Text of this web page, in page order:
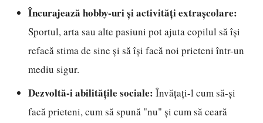
Încurajează hobby-uri și activități extrașcolare:
Sportul, arta sau alte pasiuni pot ajuta copilul să își
refacă stima de sine și să își facă noi prieteni într-un
mediu sigur.
Dezvoltă-i abilitățile sociale: Învățați-l cum să-și
facă prieteni, cum să spună "nu" și cum să ceară